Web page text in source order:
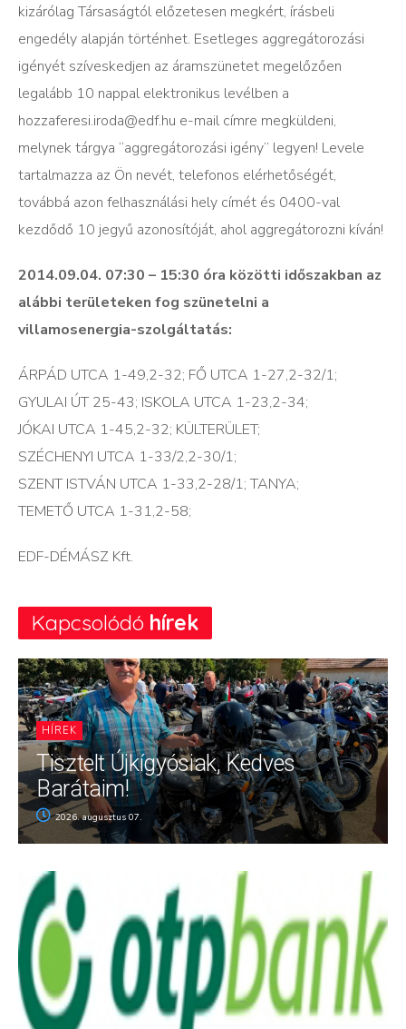
kizárólag Társaságtól előzetesen megkért, írásbeli
engedély alapján történhet. Esetleges aggregátorozási
igényét szíveskedjen az áramszünetet megelőzően
legalább 10 nappal elektronikus levélben a
hozzaferesi.iroda@edf.hu e-mail címre megküldeni,
melynek tárgya “aggregátorozási igény” legyen! Levele
tartalmazza az Ön nevét, telefonos elérhetőségét,
továbbá azon felhasználási hely címét és 0400-val
kezdődő 10 jegyű azonosítóját, ahol aggregátorozni kíván!
2014.09.04. 07:30 – 15:30 óra közötti időszakban az
alábbi területeken fog szünetelni a
villamosenergia-szolgáltatás:
ÁRPÁD UTCA 1-49,2-32; FŐ UTCA 1-27,2-32/1;
GYULAI ÚT 25-43; ISKOLA UTCA 1-23,2-34;
JÓKAI UTCA 1-45,2-32; KÜLTERÜLET;
SZÉCHENYI UTCA 1-33/2,2-30/1;
SZENT ISTVÁN UTCA 1-33,2-28/1; TANYA;
TEMETŐ UTCA 1-31,2-58;
EDF-DÉMÁSZ Kft.
Kapcsolódó hírek
HÍREK
Tisztelt Újkígyósiak, Kedves
Barátaim!
2026. augusztus 07.